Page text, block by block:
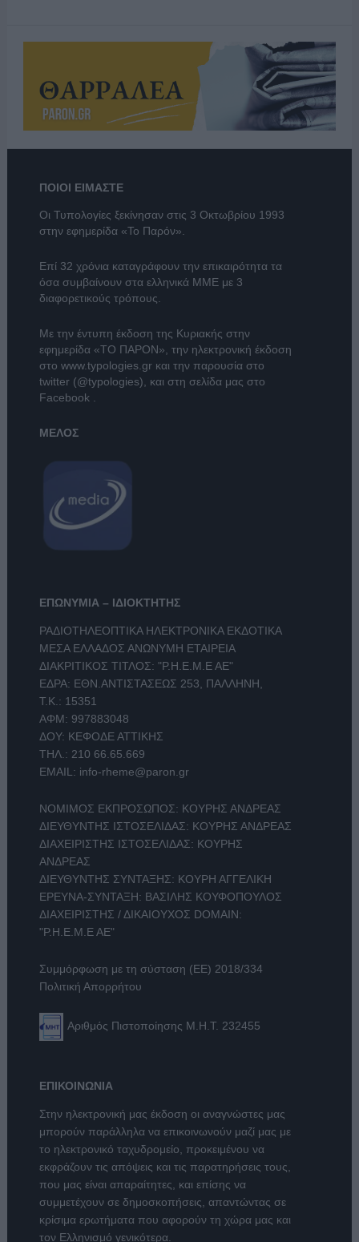
ΠΟΙΟΙ ΕΙΜΑΣΤΕ
Οι Τυπολογίες ξεκίνησαν στις 3 Οκτωβρίου 1993
στην εφημερίδα «Το Παρόν».
Επί 32 χρόνια καταγράφουν την επικαιρότητα τα
όσα συμβαίνουν στα ελληνικά ΜΜΕ με 3
διαφορετικούς τρόπους.
Με την έντυπη έκδοση της Κυριακής στην
εφημερίδα «ΤΟ ΠΑΡΟΝ», την ηλεκτρονική έκδοση
στο www.typologies.grκαι την παρουσία στο
twitter (@typologies), και στη σελίδα μας στο
Facebook .
ΜΕΛΟΣ
ΕΠΩΝΥΜΙΑ – ΙΔΙΟΚΤΗΤΗΣ
ΡΑΔΙΟΤΗΛΕΟΠΤΙΚΑ ΗΛΕΚΤΡΟΝΙΚΑ ΕΚΔΟΤΙΚΑ
ΜΕΣΑ ΕΛΛΑΔΟΣ ΑΝΩΝΥΜΗ ΕΤΑΙΡΕΙΑ
ΔΙΑΚΡΙΤΙΚΟΣ ΤΙΤΛΟΣ: "Ρ.Η.Ε.Μ.Ε ΑΕ"
ΕΔΡΑ: ΕΘΝ.ΑΝΤΙΣΤΑΣΕΩΣ 253, ΠΑΛΛΗΝΗ,
Τ.Κ.: 15351
ΑΦΜ: 997883048
ΔΟΥ: ΚΕΦΟΔΕ ΑΤΤΙΚΗΣ
ΤΗΛ.: 210 66.65.669
EMAIL: info-rheme@paron.gr
ΝΟΜΙΜΟΣ ΕΚΠΡΟΣΩΠΟΣ: ΚΟΥΡΗΣ ΑΝΔΡΕΑΣ
ΔΙΕΥΘΥΝΤΗΣ ΙΣΤΟΣΕΛΙΔΑΣ: ΚΟΥΡΗΣ ΑΝΔΡΕΑΣ
ΔΙΑΧΕΙΡΙΣΤΗΣ ΙΣΤΟΣΕΛΙΔΑΣ: ΚΟΥΡΗΣ
ΑΝΔΡΕΑΣ
ΔΙΕΥΘΥΝΤΗΣ ΣΥΝΤΑΞΗΣ: ΚΟΥΡΗ ΑΓΓΕΛΙΚΗ
ΕΡΕΥΝΑ-ΣΥΝΤΑΞΗ: ΒΑΣΙΛΗΣ ΚΟΥΦΟΠΟΥΛΟΣ
ΔΙΑΧΕΙΡΙΣΤΗΣ / ΔΙΚΑΙΟΥΧΟΣ DOMAIN:
"Ρ.Η.Ε.Μ.Ε ΑΕ"
Συμμόρφωση με τη σύσταση (ΕΕ) 2018/334
Πολιτική Απορρήτου
Αριθμός Πιστοποίησης Μ.Η.Τ. 232455
ΕΠΙΚΟΙΝΩΝΙΑ
Στην ηλεκτρονική μας έκδοση οι αναγνώστες μας
μπορούν παράλληλα να επικοινωνούν μαζί μας με
το ηλεκτρονικό ταχυδρομείο, προκειμένου να
εκφράζουν τις απόψεις και τις παρατηρήσεις τους,
που μας είναι απαραίτητες, και επίσης να
συμμετέχουν σε δημοσκοπήσεις, απαντώντας σε
κρίσιμα ερωτήματα που αφορούν τη χώρα μας και
τον Ελληνισμό γενικότερα.